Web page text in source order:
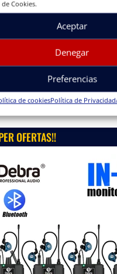
Cookies.
Aceptar
Denegar
Preferencias
de cookiesPolítica de Privacidad
OFERTAS!!